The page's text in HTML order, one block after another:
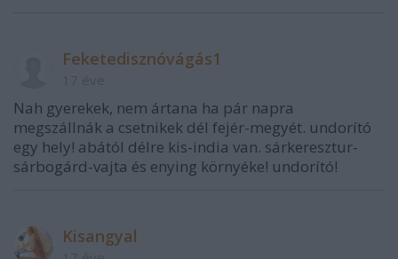
Feketedisznóvágás1
Nah gyerekek, nem ártana ha pár napra
megszállnák a csetnikek dél fejér-megyét. undorító
egy hely! abától délre kis-india van. sárkeresztur-
sárbogárd-vajta és enying környéke! undorító!
Kisangyal